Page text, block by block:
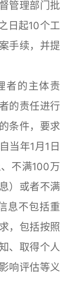
管理部门批
日起10个工
手续，并提
的主体责
的责任进行
条件，要求
当年1月1日
不满100万
）或者不满
息不包括重
，包括按照
、取得个人
响评估等义